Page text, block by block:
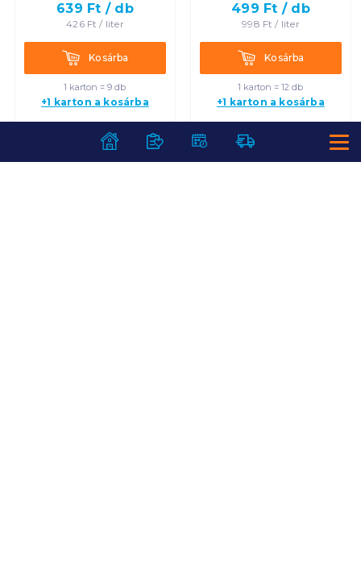
639 Ft / db
426Ft / liter
KosárbaKosárba
1 karton = 9 db
+1 karton a kosárba
499 Ft / db
998 Ft / liter
KosárbaKosárba
1 karton = 12 db
+1 karton a kosárba